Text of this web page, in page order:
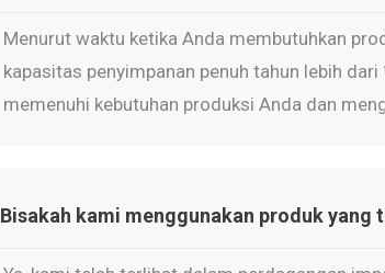
Menurut waktu ketika Anda membutuhkan
kapasitas penyimpanan penuh tahun lebih
memenuhi kebutuhan produksi Anda dan
Bisakah kami menggunakan produk yang